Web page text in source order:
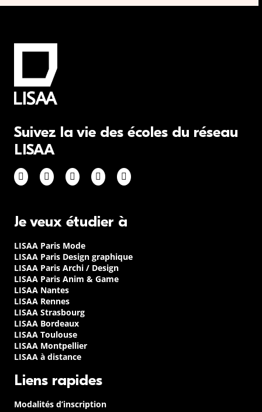
Suivez la vie des écoles du réseau
LISAA
Je veux étudier à
LISAA Paris Mode
LISAA Paris Design graphique
LISAA Paris Archi / Design
LISAA Paris Anim & Game
LISAA Nantes
LISAA Rennes
LISAA Strasbourg
LISAA Bordeaux
LISAA Toulouse
LISAA Montpellier
LISAA à distance
Liens rapides
Modalités d’inscription